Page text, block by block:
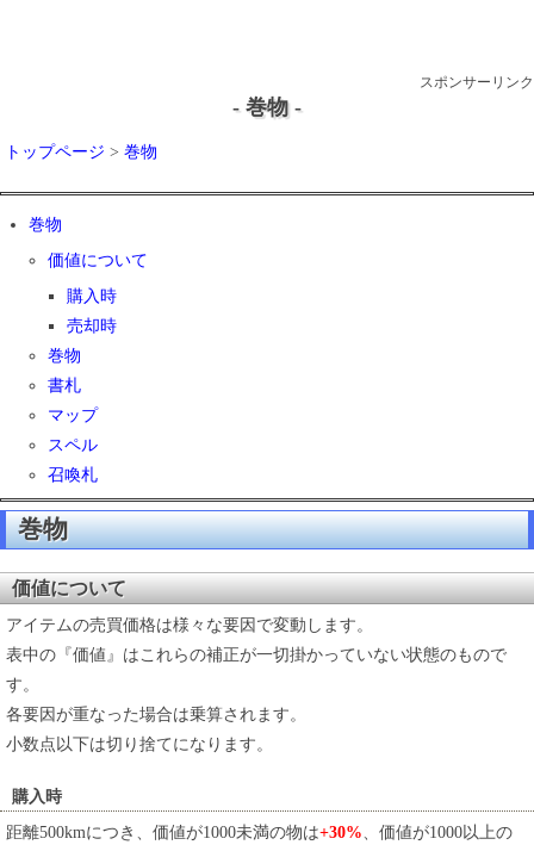
スポンサーリンク
- 巻物 -
トップページ > 巻物
巻物
価値について
購入時
売却時
巻物
書札
マップ
スペル
召喚札
巻物
価値について
アイテムの売買価格は様々な要因で変動します。
表中の『価値』はこれらの補正が一切掛かっていない状態のもので
す。
各要因が重なった場合は乗算されます。
小数点以下は切り捨てになります。
購入時
距離500kmにつき、価値が1000未満の物は+30% 、価値が1000以上の